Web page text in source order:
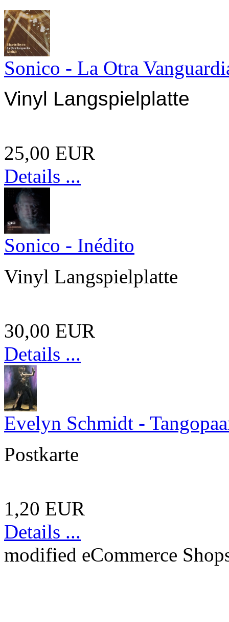
Sonico - La Otra
Vinyl Langspielplatte
25,00 EUR
Details ...
Sonico - Inédito
Vinyl Langspielplatte
30,00 EUR
Details ...
Evelyn Schmidt -
Postkarte
1,20 EUR
Details ...
modified eCommerce